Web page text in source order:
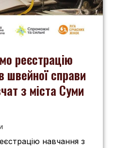
реєстрацію
швейної справи
з міста Суми
навчання з